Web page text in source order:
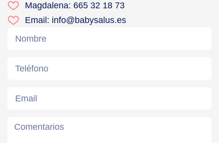
Magdalena: 665 32 18 73
Email: info@babysalus.es